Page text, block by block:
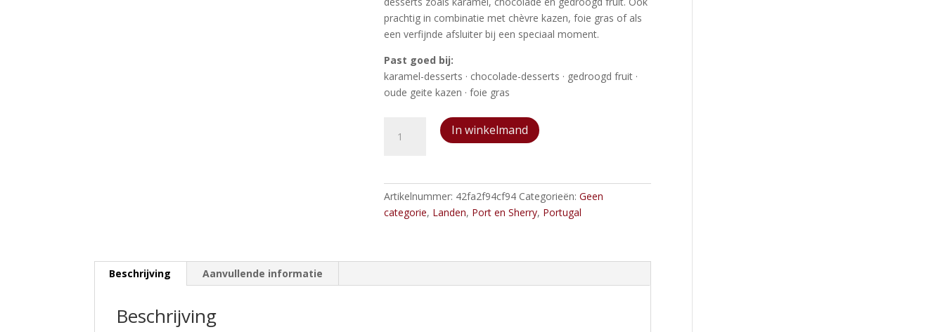
prachtig in combinatie met chèvre kazen, foie gras of als
een verfijnde afsluiter bij een speciaal moment.
Past goed bij:
karamel-desserts · chocolade-desserts · gedroogd fruit ·
oude geite kazen · foie gras
Tawny
In winkelmand
Artikelnummer: 42fa2f94cf94 Categorieën:Geen
categorie, Landen, Port en Sherry, Portugal
Beschrijving Aanvullende informatie
Beschrijving